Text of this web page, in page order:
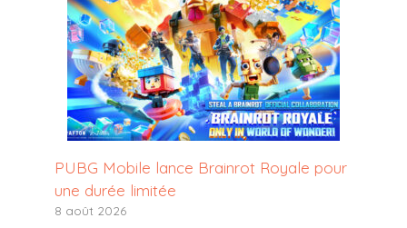
PUBG Mobile lance Brainrot Royale pour
une durée limitée
8 août 2026